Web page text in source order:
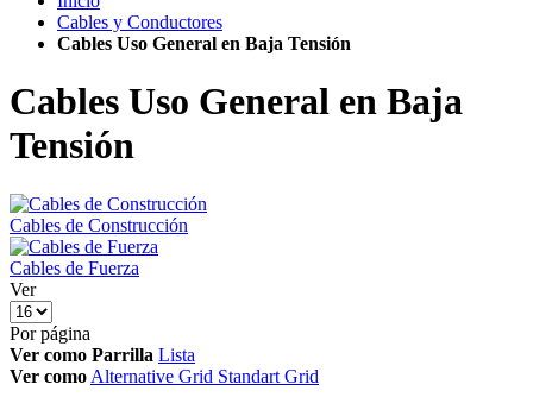
Cables y Conductores
Cables Uso General en Baja Tensión
Cables Uso General en Baja
Tensión
Cables de Construcción
Cables de Fuerza
Ver
Por página
Ver como Parrilla Lista
Ver como Alternative Grid Standart Grid